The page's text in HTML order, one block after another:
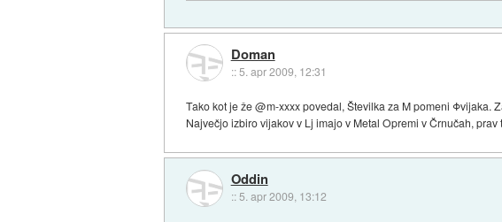
Doman
::5. apr 2009, 12:31
Tako kot je že @m-xxxx povedal, Številka za M pomeni Φvijaka.
Največjo izbiro vijakov v Lj imajo v Metal Opremi v Črnučah, prav
Oddin
:: 5. apr 2009, 13:12